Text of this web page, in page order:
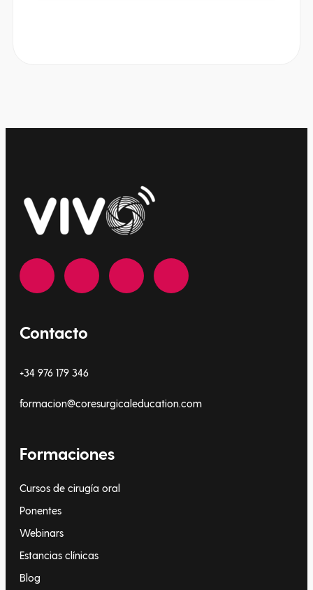
Contacto
+34 976 179 346
formacion@coresurgicaleducation.com
Formaciones
Cursos de cirugía oral
Ponentes
Webinars
Estancias clínicas
Blog